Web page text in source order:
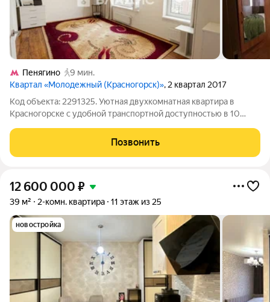
Пенягино
9 мин.
Квартал «Молодежный (Красногорск)», 2 квартал 2017
Код объекта: 2291325. Уютная двухкомнатная квартира в
Красногорске с удобной транспортной доступностью в 10
50,7 м: две изолированные комнаты 17,68 и 9,28 м, кухня 6,51 м,
совмещённый санузел,
Позвонить
12 600 000 ₽
39 м² 2-комн. квартира 11 этаж из 25
новостройка